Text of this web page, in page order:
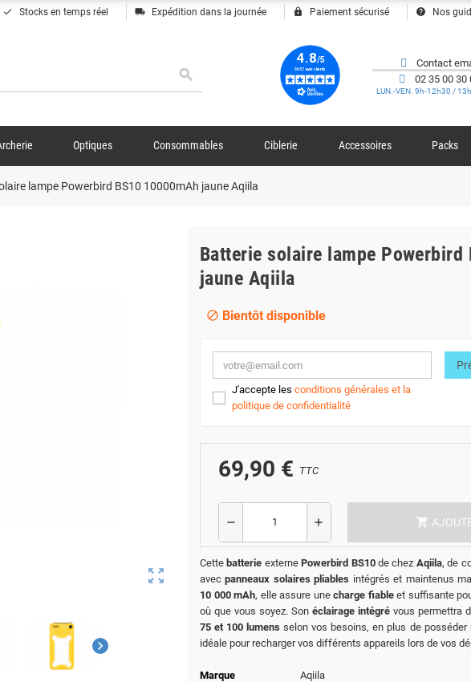
done Stocks en temps réel local_shipping Expédition dans la journée lock Paiement sécurisé help Nos
search
Contact
02 35 00 30
LUN.-VEN. 9h-12h30 /
Optiques Consommables Ciblerie Accessoires Packs
lampe Powerbird BS10 10000mAh jaune Aqiila
zoom_out_map
chevron_right
Batterie solaire lampe Powerbird
jaune Aqiila
block Bientôt disponible
J'accepte les conditions générales et la
politique de confidentialité
69,90 € TTC
remove add shopping_cart
Cette batterie externePowerbird BS10 de chez Aqiila, de
avecpanneaux solaires pliables intégrés et maintenus
10 000 mAh, elle assure unecharge fiableet suffisante
où que vous soyez. Son éclairage intégré vous permettra
75 et 100 lumens selon vos besoins, en plus de posséder
idéale pour recharger vos différents appareils lors de vos
Marque
Aqiila